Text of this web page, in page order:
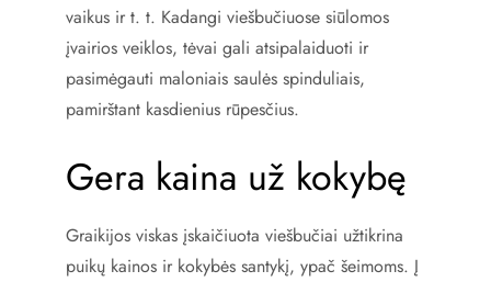
vaikus ir t. t. Kadangi viešbučiuose siūlomos
įvairios veiklos, tėvai gali atsipalaiduoti ir
pasimėgauti maloniais saulės spinduliais,
pamirštant kasdienius rūpesčius.
Gera kaina už kokybę
Graikijos viskas įskaičiuota viešbučiai užtikrina
puikų kainos ir kokybės santykį, ypač šeimoms. Į